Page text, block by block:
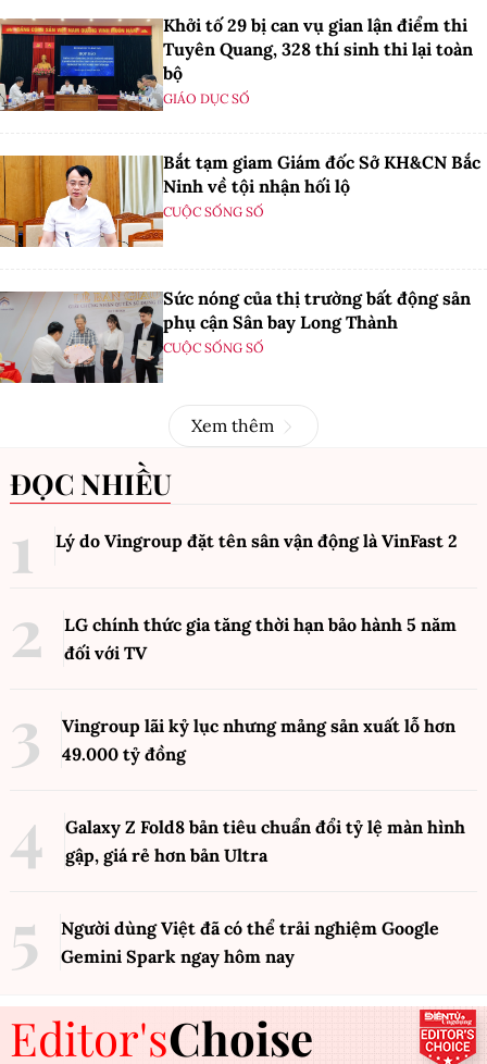
Khởi tố 29 bị can vụ gian lận điểm thi
Tuyên Quang, 328 thí sinh thi lại toàn
bộ
GIÁO DỤC SỐ
Bắt tạm giam Giám đốc Sở KH&CN Bắc
Ninh về tội nhận hối lộ
CUỘC SỐNG SỐ
Sức nóng của thị trường bất động sản
phụ cận Sân bay Long Thành
CUỘC SỐNG SỐ
Xem thêm
ĐỌC NHIỀU
Lý do Vingroup đặt tên sân vận động là VinFast 2
LG chính thức gia tăng thời hạn bảo hành 5 năm
đối với TV
Vingroup lãi kỷ lục nhưng mảng sản xuất lỗ hơn
49.000 tỷ đồng
Galaxy Z Fold8 bản tiêu chuẩn đổi tỷ lệ màn hình
gập, giá rẻ hơn bản Ultra
Người dùng Việt đã có thể trải nghiệm Google
Gemini Spark ngay hôm nay
Editor'sChoise